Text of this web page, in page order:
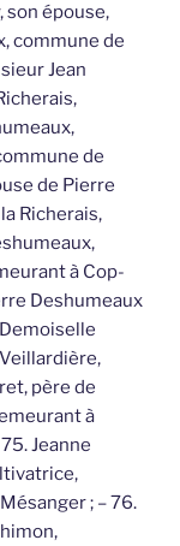
son épouse,
commune de
Jean
de
de Pierre
Richerais,
à Cop-
Deshumeaux
père de
à
Jeanne
; – 76.